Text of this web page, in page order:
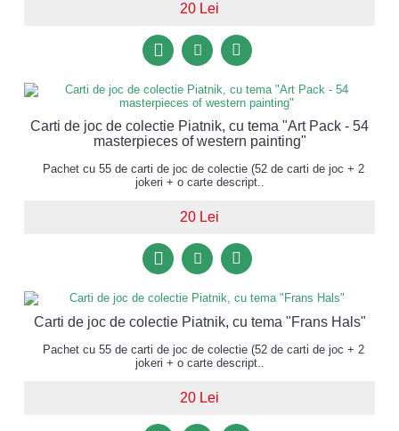
20 Lei
Carti de joc de colectie Piatnik, cu tema "Art Pack - 54
masterpieces of western painting"
Pachet cu 55 de carti de joc de colectie (52 de carti de joc + 2
jokeri + o carte descript..
20 Lei
Carti de joc de colectie Piatnik, cu tema "Frans Hals"
Pachet cu 55 de carti de joc de colectie (52 de carti de joc + 2
jokeri + o carte descript..
20 Lei